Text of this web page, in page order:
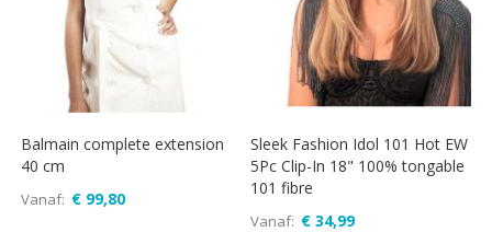
Balmain complete extension
40 cm
Vanaf € 99,80
Sleek Fashion Idol 101 Hot EW
5Pc Clip-In 18" 100% tongable
101 fibre
Vanaf € 34,99